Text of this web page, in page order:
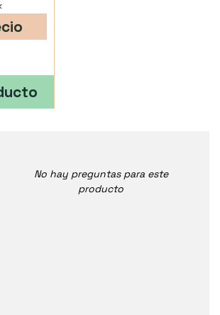
No hay preguntas para este
producto